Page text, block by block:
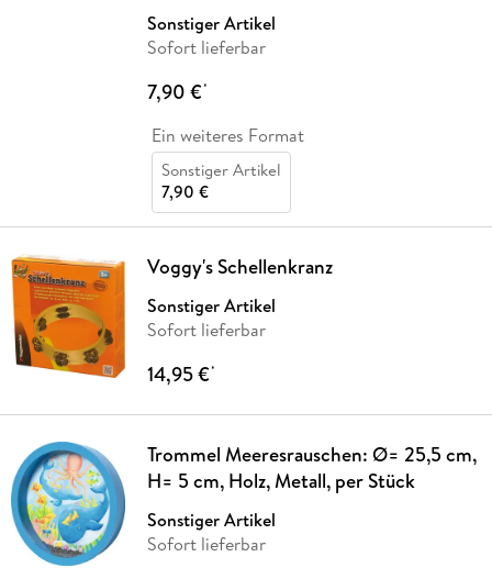
Sonstiger Artikel
Sofort lieferbar
7,90 €*
Ein weiteres Format
Sonstiger Artikel
7,90 €
Voggy's Schellenkranz
Sonstiger Artikel
Sofort lieferbar
14,95 €*
Trommel Meeresrauschen: Ø= 25,5 cm,
H= 5 cm, Holz, Metall, per Stück
Sonstiger Artikel
Sofort lieferbar